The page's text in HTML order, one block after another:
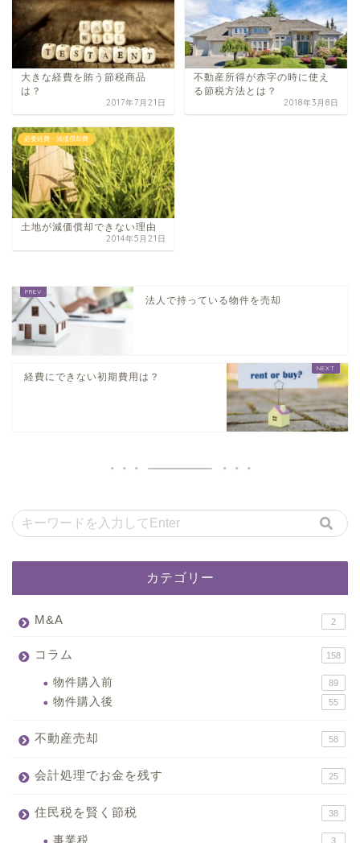
大きな経費を賄う節税商品
は？
2017年7月21日
不動産所得が赤字の時に使え
る節税方法とは？
2018年3月8日
必要経費・減価償却費
土地が減価償却できない理由
2014年5月21日
法人で持っている物件を売却
経費にできない初期費用は？
カテゴリー
M&A 2
コラム 158
物件購入前 89
物件購入後 55
不動産売却 58
会計処理でお金を残す 25
住民税を賢く節税 38
事業税 3